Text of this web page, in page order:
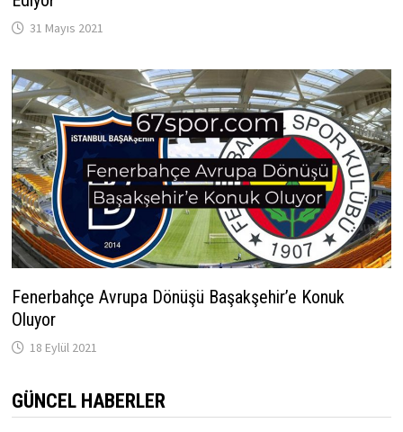
31 Mayıs 2021
Fenerbahçe Avrupa Dönüşü Başakşehir’e Konuk
Oluyor
18 Eylül 2021
GÜNCEL HABERLER